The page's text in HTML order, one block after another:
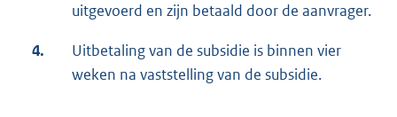
uitgevoerd en zijn betaald door de aanvrager.
4.
Uitbetaling van de subsidie is binnen vier
weken na vaststelling van de subsidie.